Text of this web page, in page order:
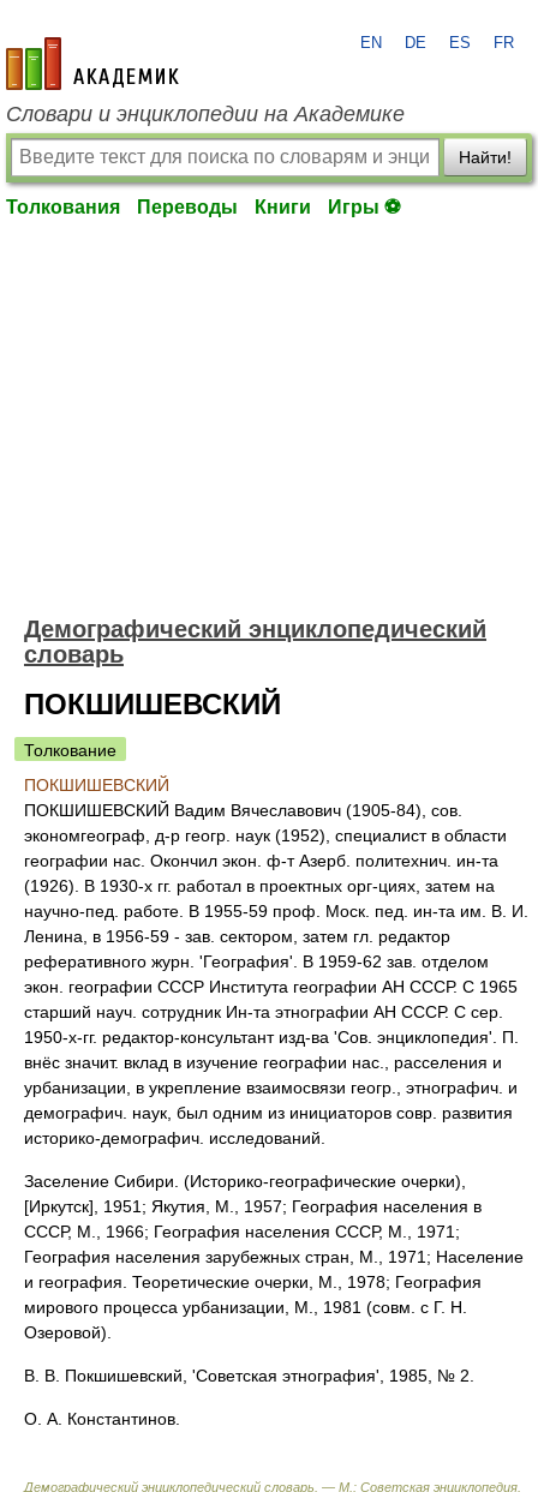
academic.ru
EN DE ES FR
Словари и энциклопедии на Академике
Найти!
Толкования Переводы Книги Игры ⚽
Демографический энциклопедический
словарь
ПОКШИШЕВСКИЙ
Толкование
ПОКШИШЕВСКИЙ
ПОКШИШЕВСКИЙ Вадим Вячеславович (1905-84), сов.
экономгеограф, д-р геогр. наук (1952), специалист в области
географии нас. Окончил экон. ф-т Азерб. политехнич. ин-та
(1926). В 1930-х гг. работал в проектных орг-циях, затем на
научно-пед. работе. В 1955-59 проф. Моск. пед. ин-та им. В. И.
Ленина, в 1956-59 - зав. сектором, затем гл. редактор
реферативного журн. 'География'. В 1959-62 зав. отделом
экон. географии СССР Института географии АН СССР. С 1965
старший науч. сотрудник Ин-та этнографии АН СССР. С сер.
1950-х-гг. редактор-консультант изд-ва 'Сов. энциклопедия'. П.
внёс значит. вклад в изучение географии нас., расселения и
урбанизации, в укрепление взаимосвязи геогр., этнографич. и
демографич. наук, был одним из инициаторов совр. развития
историко-демографич. исследований.
Заселение Сибири. (Историко-географические очерки),
[Иркутск], 1951; Якутия, М., 1957; География населения в
СССР, М., 1966; География населения СССР, М., 1971;
География населения зарубежных стран, М., 1971; Население
и география. Теоретические очерки, М., 1978; География
мирового процесса урбанизации, М., 1981 (совм. с Г. Н.
Озеровой).
В. В. Покшишевский, 'Советская этнография', 1985, № 2.
О. А. Константинов.
Демографический энциклопедический словарь. — М.: Советская энциклопедия